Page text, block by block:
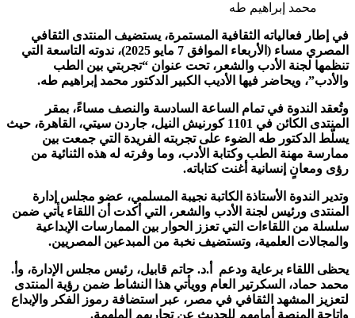
محمد إبراهيم طه
في إطار فعالياته الثقافية المستمرة، يستضيف المنتدى الثقافي
المصري مساء (
الأربعاء الموافق 7 مايو 2025)، ندوته التاسعة التي
تنظمها لجنة الأدب والشعر، تحت عنوان “تجربتي بين الطب
والأدب”، ويحاضر فيها الأديب الكبير الدكتور محمد إبراهيم طه.
وتُعقد الندوة في تمام الساعة السادسة والنصف مساءً، بمقر
المنتدى الكائن في 1101 كورنيش النيل، جاردن سيتي، القاهرة، حيث
يسلّط الدكتور طه الضوء على تجربته الفريدة التي جمعت بين
ممارسة مهنة الطب وكتابة الأدب، وما وفرته له هذه الثنائية من
رؤى ومعانٍ إنسانية أغنت كتاباته.
وتدير الندوة الأستاذة الكاتبة نجيبة المسلمي، عضو مجلس إدارة
المنتدى ورئيس لجنة الأدب والشعر، التي أكدت أن اللقاء يأتي ضمن
سلسلة من اللقاءات التي تعزز الحوار بين الممارسات الإبداعية
والمجالات العلمية، وتستضيف نخبة من المبدعين المصريين.
يحظى اللقاء برعاية ودعم أ.د. حاتم قابيل، رئيس مجلس الإدارة، وأ.
محمد حماد، السكرتير العام وويأتي هذا النشاط ضمن رؤية المنتدى
لتعزيز المشهد الثقافي في مصر، عبر استضافة رموز الفكر والإبداع
وإتاحة المنصة أمامهم للحديث عن تجاربهم الملهمة.